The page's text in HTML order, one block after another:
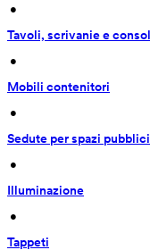
•
Tavoli, scrivanie e
•
Mobili contenitori
•
Sedute per spazi pubblici
•
Illuminazione
•
Tappeti